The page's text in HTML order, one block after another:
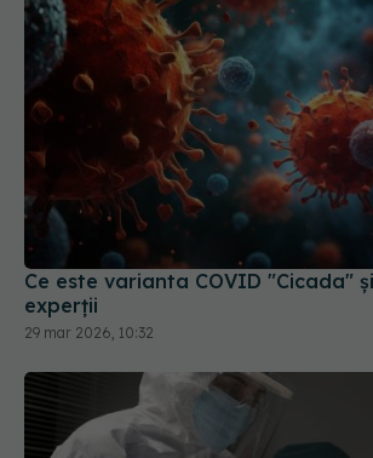
Ce este varianta COVID "Cicada"
experții
29 mar 2026, 10:32